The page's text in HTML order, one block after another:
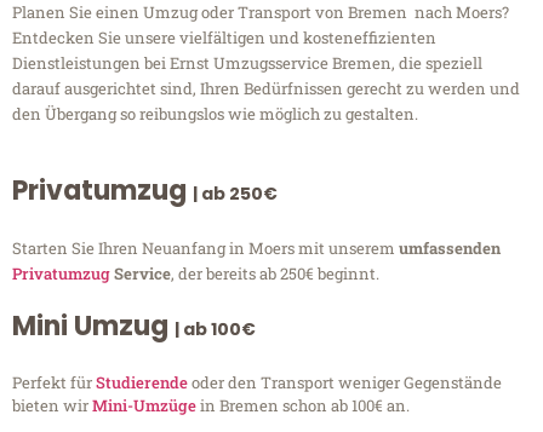
Planen Sie einen Umzug oder Transport von Bremen nach Moers?
Entdecken Sie unsere vielfältigen und kosteneffizienten
Dienstleistungen bei Ernst Umzugsservice Bremen, die speziell
darauf ausgerichtet sind, Ihren Bedürfnissen gerecht zu werden und
den Übergang so reibungslos wie möglich zu gestalten.
Privatumzug | ab 250€
Starten Sie Ihren Neuanfang in Moers mit unserem umfassenden
PrivatumzugService, der bereits ab 250€ beginnt.
Mini Umzug | ab 100€
Perfekt fürStudierendeoder den Transport weniger Gegenstände
bieten wirMini-Umzügein Bremen schon ab 100€ an.